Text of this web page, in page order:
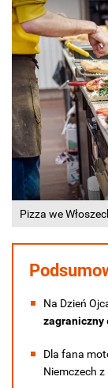
Pizza we
Na Dzień
zagraniczny
Dla fana
Niemczech